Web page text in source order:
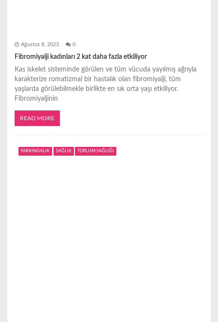
Ağustos 8, 2023 0
Fibromiyalji kadınları 2 kat daha fazla etkiliyor
Kas iskelet sisteminde görülen ve tüm vücuda yayılmış ağrıyla
karakterize romatizmal bir hastalık olan fibromiyalji, tüm
yaşlarda görülebilmekle birlikte en sık orta yaşı etkiliyor.
Fibromiyaljinin
READ MORE
FARKINDALIK SAĞLIK TOPLUM SAĞLIĞI